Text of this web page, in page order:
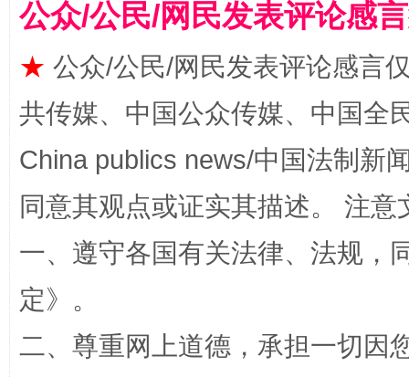
公众/公民/网民发表评论感
★ 公众/公民/网民发表评论感言
共传媒、中国公众传媒、中国全
China publics news/中国法制新
同意其观点或证实其描述。 注
一、遵守各国有关法律、法规，
定》。
二、尊重网上道德，承担一切因